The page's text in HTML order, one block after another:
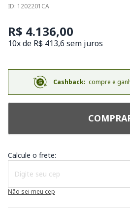
ID: 1202201CA
R$ 4.136,00
10x de R$ 413,6 sem juros
Cashback: compre e
Calcule o frete:
Não sei meu cep